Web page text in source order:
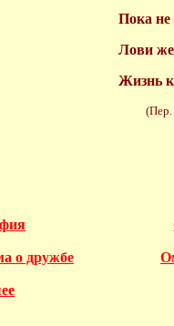
Пока не
Лови же
Жизнь
(Пер.
о дружбе